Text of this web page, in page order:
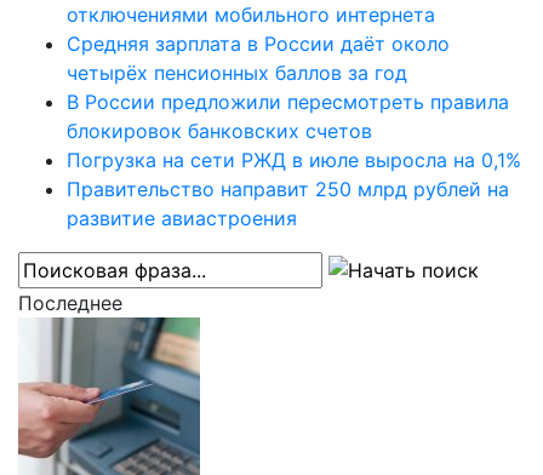
отключениями мобильного интернета
Средняя зарплата в России даёт около
четырёх пенсионных баллов за год
В России предложили пересмотреть правила
блокировок банковских счетов
Погрузка на сети РЖД в июле выросла на 0,1%
Правительство направит 250 млрд рублей на
развитие авиастроения
Последнее